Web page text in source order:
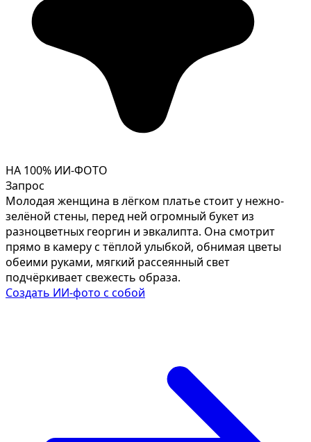
НА 100% ИИ-ФОТО
Запрос
Молодая женщина в лёгком платье стоит у нежно-
зелёной стены, перед ней огромный букет из
разноцветных георгин и эвкалипта. Она смотрит
прямо в камеру с тёплой улыбкой, обнимая цветы
обеими руками, мягкий рассеянный свет
подчёркивает свежесть образа.
Создать ИИ-фото с собой